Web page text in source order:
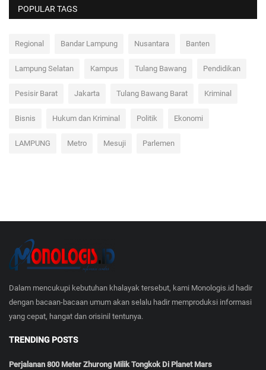
POPULAR TAGS
Regional Bandar Lampung Nusantara Banten
Lampung Selatan Kampus Tulang Bawang Pendidikan
Pesisir Barat Jakarta Tulang Bawang Barat Kriminal
Bisnis Hukum dan Kriminal Politik Ekonomi
LAMPUNG Metro Mesuji Parlemen
Dalam mencukupi kebutuhan khalayak tersebut, kami Monologis.id hadir
dengan bacaan-bacaan umum akan selalu hadir memproduksi informasi
yang cepat, hangat dan orisinil tentunya.
TRENDING POSTS
Perjalanan 800 Meter Zhurong Milik Tongkok Di Planet Mars